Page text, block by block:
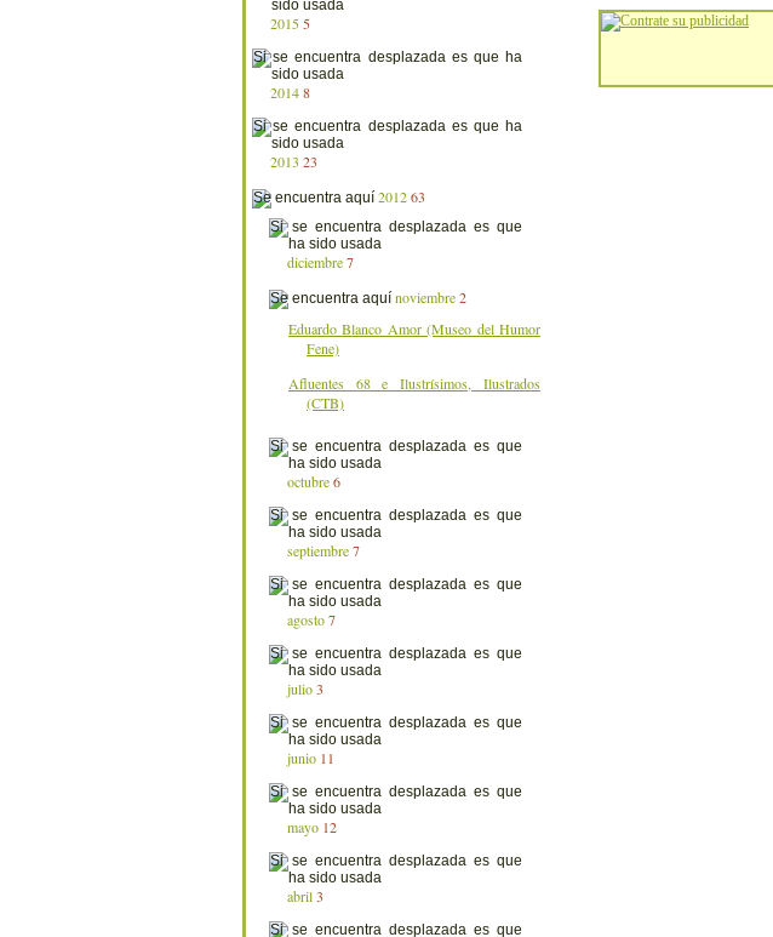
2015 5
20148
2013 23
201263
diciembre 7
noviembre 2
Eduardo Blanco Amor (Museo del Humor
Fene)
Afluentes 68 e Ilustrísimos, Ilustrados
(CTB)
octubre 6
septiembre 7
agosto 7
julio 3
junio 11
mayo 12
abril 3